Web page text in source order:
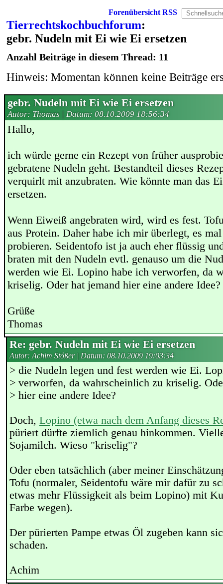
Forenübersicht RSS
Tierrechtskochbuchforum:
gebr. Nudeln mit Ei wie Ei ersetzen
Anzahl Beiträge in diesem Thread: 11
Hinweis: Momentan können keine Beiträge
gebr. Nudeln mit Ei wie Ei ersetzen
Autor: Thomas | Datum: 08.10.2009 18:56:34
Hallo,
ich würde gerne ein Rezept von früher
gebratene Nudeln geht. Bestandteil dieses
verquirlt mit anzubraten. Wie könnte man das
ersetzen.
Wenn Eiweiß angebraten wird, wird es fest.
aus Protein. Daher habe ich mir überlegt, es
probieren. Seidentofo ist ja auch eher flüssig
braten mit den Nudeln evtl. genauso um die
werden wie Ei. Lopino habe ich verworfen, da
kriselig. Oder hat jemand hier eine andere Idee?
Grüße
Thomas
Re: gebr. Nudeln mit Ei wie Ei ersetzen
Autor: Achim Stößer | Datum: 08.10.2009 19:03:34
> die Nudeln legen und fest werden wie Ei.
> verworfen, da wahrscheinlich zu kriselig.
> hier eine andere Idee?
Doch, Lopino (etwa nach dem Anfang dieses
püriert dürfte ziemlich genau hinkommen.
Sojamilch. Wieso "kriselig"?
Oder eben tatsächlich (aber meiner
Tofu (normaler, Seidentofu wäre mir dafür zu
etwas mehr Flüssigkeit als beim Lopino) mit
Farbe wegen).
Der pürierten Pampe etwas Öl zugeben kann
schaden.
Achim